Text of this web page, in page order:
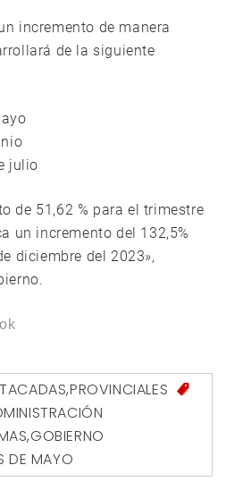
incremento de manera
de la siguiente
julio
de 51,62 % para el trimestre
un incremento del 132,5%
diciembre del 2023»,
,PROVINCIALES
,GOBIERNO
DE MAYO